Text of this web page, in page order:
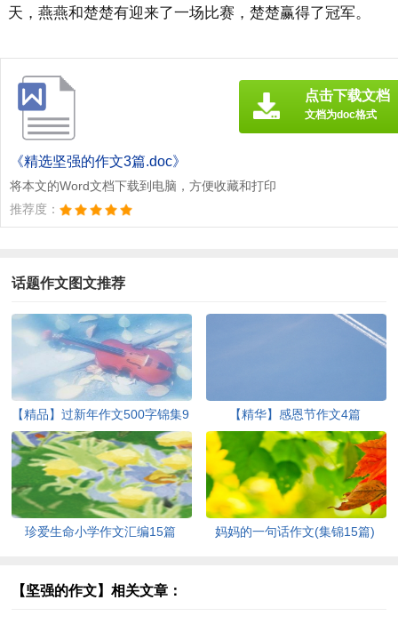
天，燕燕和楚楚有迎来了一场比赛，楚楚赢得了冠军。
《精选坚强的作文3篇.doc》
将本文的Word文档下载到电脑，方便收藏和打印
推荐度：
点击下载文档
文档为doc格式
话题作文图文推荐
【精品】过新年作文500字锦集9
篇
【精华】感恩节作文4篇
珍爱生命小学作文汇编15篇 妈妈的一句话作文(集锦15篇)
【坚强的作文】相关文章：